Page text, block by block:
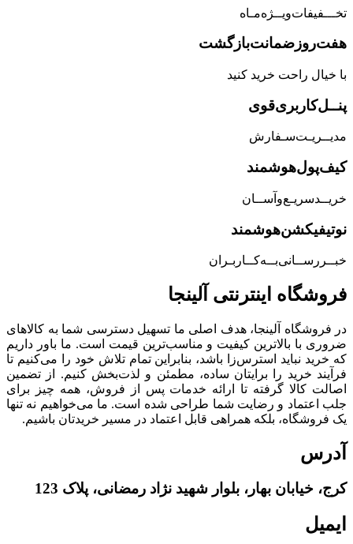
تخـــفیفات‌ویــژه‌مـاه
هفت‌روز‌ضمانت‌بازگشت
با خیال راحت خرید کنید
پنــل‌کاربری‌قوی
مدیــریـت‌سـفارش
کیف‌پول‌هوشمند
خریــد‌سریـع‌و‌آســان
نوتیفیکشن‌هوشمند
خبــررســانی‌بــه‌کــاربـران
فروشگاه‌ اینترنتی‌ آلینجا
در فروشگاه آلینجا، هدف اصلی ما تسهیل دسترسی شما به کالاهای
ضروری با بالاترین کیفیت و مناسب‌ترین قیمت است. ما باور داریم
که خرید نباید استرس‌زا باشد، بنابراین تمام تلاش خود را می‌کنیم تا
فرآیند خرید را برایتان ساده، مطمئن و لذت‌بخش کنیم. از تضمین
اصالت کالا گرفته تا ارائه خدمات پس از فروش، همه چیز برای
جلب اعتماد و رضایت شما طراحی شده است. ما می‌خواهیم نه تنها
یک فروشگاه، بلکه همراهی قابل اعتماد در مسیر خریدتان باشیم.
آدرس
کرج، خیابان بهار، بلوار شهید نژاد رمضانی، پلاک 123
ایمیل